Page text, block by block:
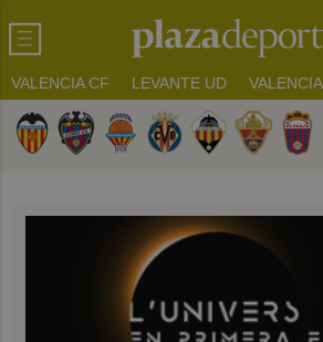
VALENCIA CF LEVANTE UD